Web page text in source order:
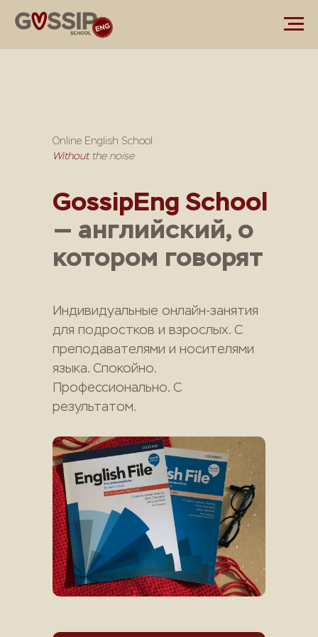
GossipEng School
— английский, о
котором говорят
Индивидуальные онлайн-занятия
для подростков и взрослых. С
преподавателями и носителями
языка. Спокойно.
Профессионально. С
результатом.
Online English School
Without the noise